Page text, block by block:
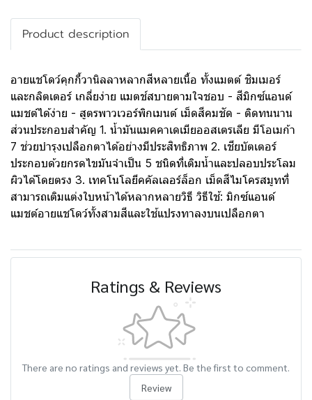
Product description
อายแชโดว์คุกกี้วานิลลาหลากสีหลายเนื้อ ทั้งแมตต์ ชิมเมอร์
และกลิตเตอร์ เกลี่ยง่าย แมตช์สบายตามใจชอบ - สีมิกซ์แอนด์
แมชต์ได้ง่าย - สูตรพาวเวอร์พิกเมนต์ เม็ดสีคมชัด - ติดทนนาน
ส่วนประกอบสำคัญ 1. น้ำมันแมคคาเดเมียออสเตรเลีย มีโอเมก้า
7 ช่วยบำรุงเปลือกตาได้อย่างมีประสิทธิภาพ 2. เชียบัตเตอร์
ประกอบด้วยกรดไขมันจำเป็น 5 ชนิดที่เติมน้ำและปลอบประโลม
ผิวได้โดยตรง 3. เทคโนโลยีคคัลเลอร์ล็อก เม็ดสีไมโครสมูทที่
สามารถเติมแต่งใบหน้าได้หลากหลายวิธี วิธีใช้: มิกซ์แอนด์
แมชต์อายแชโดว์ทั้งสามสีและใช้แปรงทาลงบนเปลือกตา
Ratings & Reviews
There are no ratings and reviews yet. Be the first to comment.
Review